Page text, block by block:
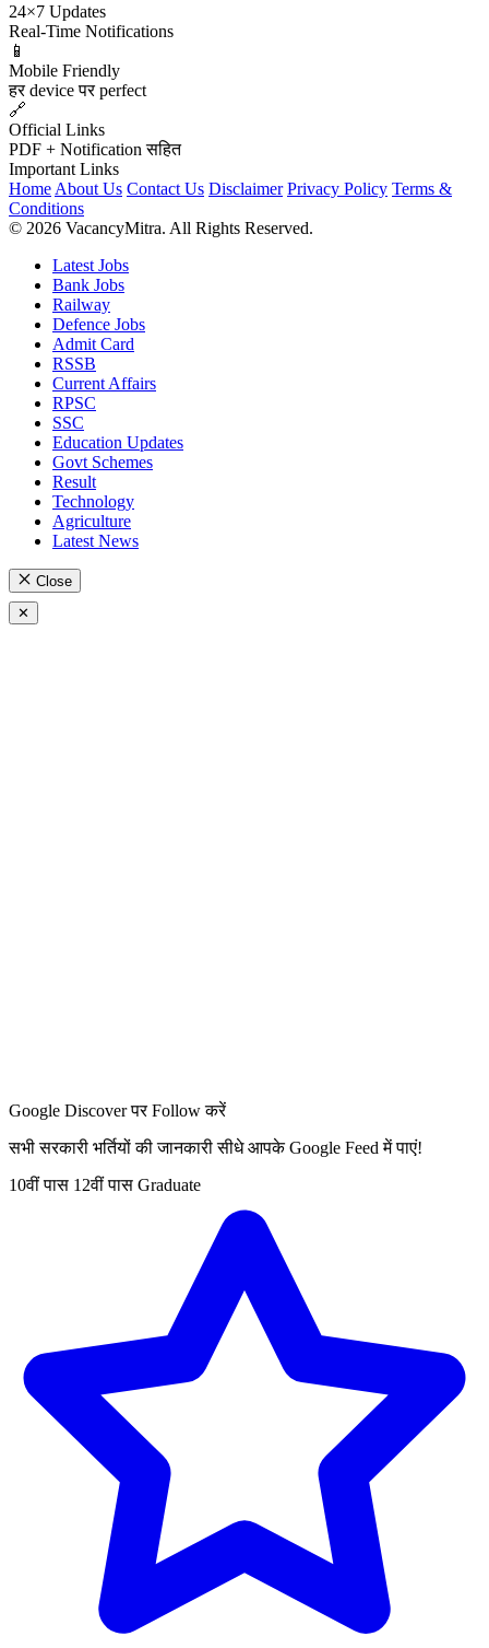
24×7 Updates
Real-Time Notifications
📱
Mobile Friendly
हर device पर perfect
🔗
Official Links
PDF + Notification सहित
Important Links
Home About Us Contact Us Disclaimer Privacy Policy Terms &
Conditions
© 2026 VacancyMitra. All Rights Reserved.
Latest Jobs
Bank Jobs
Railway
Defence Jobs
Admit Card
RSSB
Current Affairs
RPSC
SSC
Education Updates
Govt Schemes
Result
Technology
Agriculture
Latest News
Close
✕
Google Discover पर Follow करें
सभी सरकारी भर्तियों की जानकारी सीधे आपके Google Feed में पाएं!
10वीं पास 12वीं पास Graduate